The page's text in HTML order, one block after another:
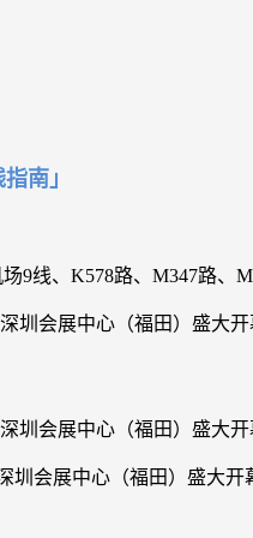
南」
9线、K578路、M347路、